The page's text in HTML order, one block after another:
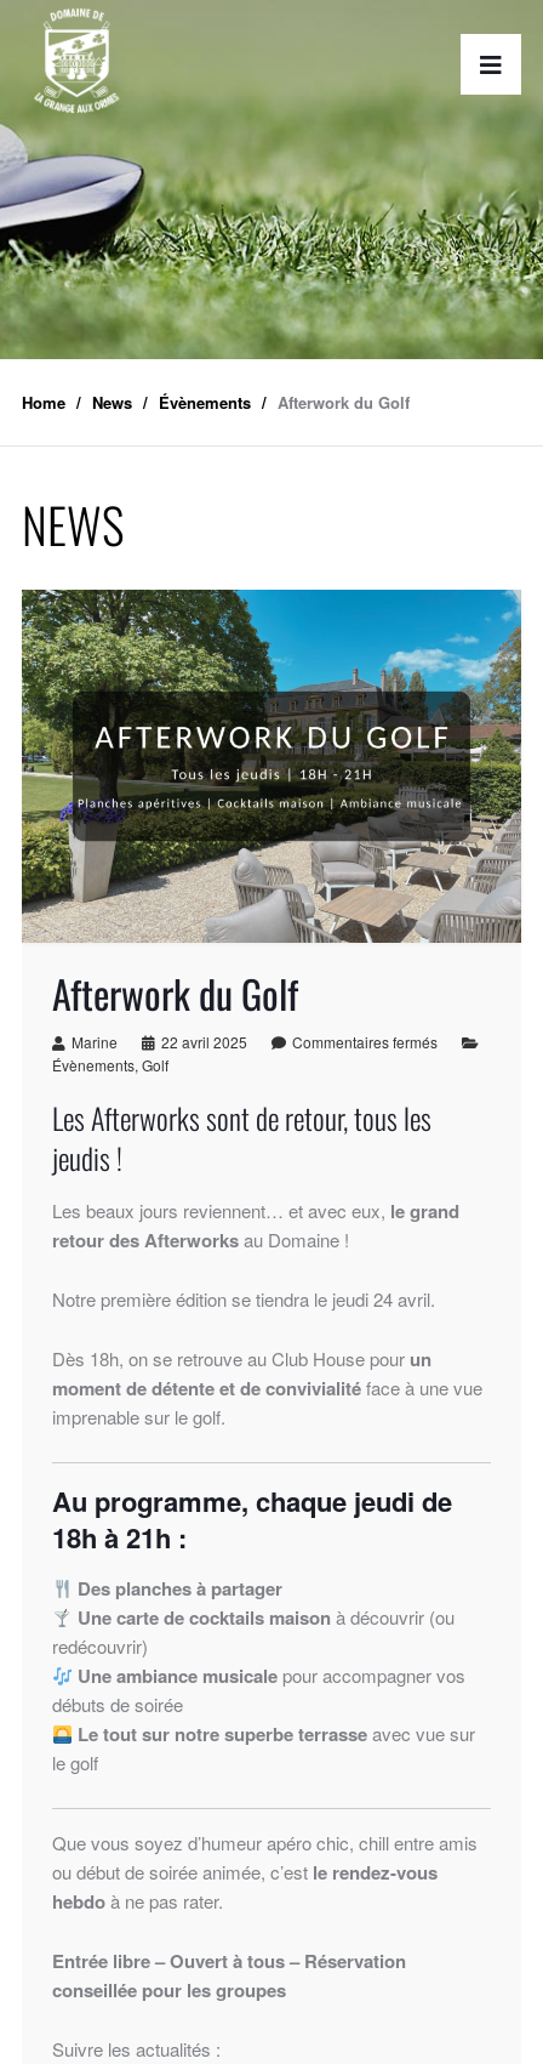
Home News Évènements Afterwork du Golf
NEWS
Afterwork du Golf
Marine 22 avril 2025
Commentaires fermés
Évènements,Golf
Les Afterworks sont de retour, tous les
jeudis !
Les beaux jours reviennent… et avec eux, le grand
retour des Afterworksau Domaine !
Notre première édition se tiendra le jeudi 24 avril.
Dès 18h, on se retrouve au Club House pour un
moment de détente et de convivialitéface à une vue
imprenable sur le golf.
Au programme, chaque jeudi de
18h à 21h :
Des planches à partager
Une carte de cocktails maison à découvrir (ou
redécouvrir)
Une ambiance musicale pour accompagner vos
débuts de soirée
Le tout sur notre superbe terrasseavec vue sur
le golf
Que vous soyez d’humeur apéro chic, chill entre amis
ou début de soirée animée, c’est le rendez-vous
hebdoà ne pas rater.
Entrée libre – Ouvert à tous – Réservation
conseillée pour les groupes
Suivre les actualités :